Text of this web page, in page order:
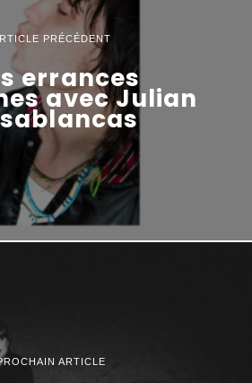
PRÉCÉDENT
errances
avec Julian
ARTICLE